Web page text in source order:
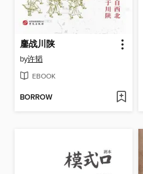
鏖战川陕
by许韬
EBOOK
BORROW